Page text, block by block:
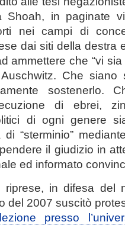
Shoah, in paginate
nei campi di
dai siti della destra
ammettere che “vi
Che siano
sostenerlo.
di ebrei,
di ogni genere
“sterminio”
il giudizio in
ed informato
in difesa del
del 2007 suscitò
presso